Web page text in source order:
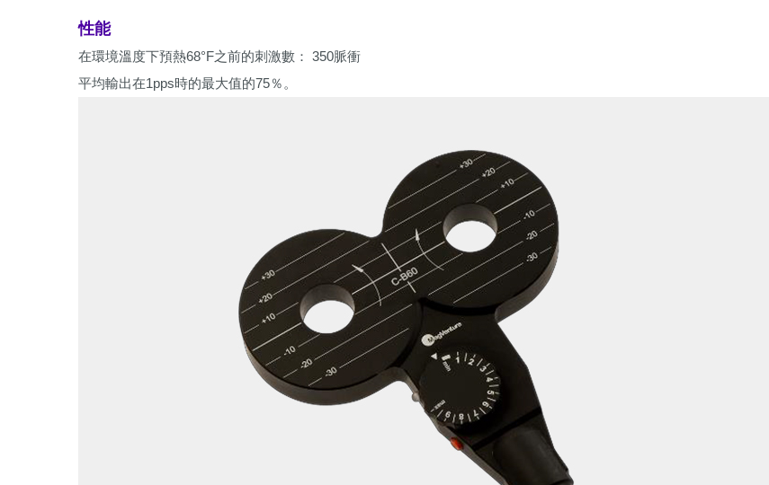
性能
在環境溫度下預熱68°F之前的刺激數： 350脈衝
平均輸出在1pps時的最大值的75％。